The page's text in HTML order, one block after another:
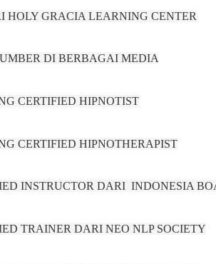
HOLY GRACIA LEARNING CENTER
DI BERBAGAI MEDIA
CERTIFIED HIPNOTIST
CERTIFIED HIPNOTHERAPIST
INSTRUCTOR DARI INDONESIA
TRAINER DARI NEO NLP SOCIETY